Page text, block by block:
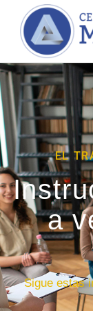
EL
a
Sigue estas